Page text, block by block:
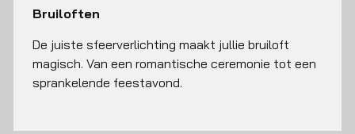
Bruiloften
De juiste sfeerverlichting maakt jullie bruiloft
magisch. Van een romantische ceremonie tot een
sprankelende feestavond.